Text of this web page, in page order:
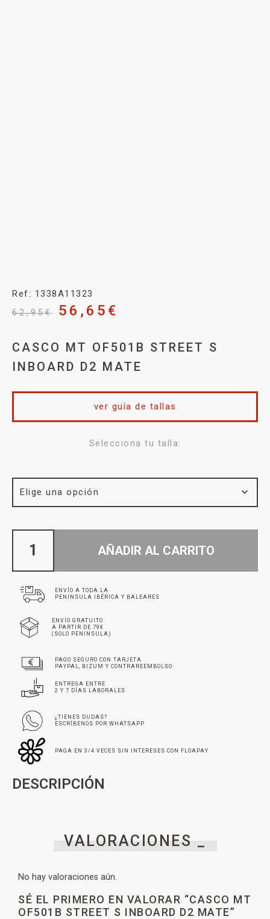
Ref: 1338A11323
62,95€ 56,65 €
CASCO MT OF501B STREET S
INBOARD D2 MATE
Selecciona tu talla:
ver guía de tallas
AÑADIR AL CARRITO
ENVÍO A TODA LA
PENINSULA IBÉRICA Y BALEARES
ENVÍO GRATUITO
A PARTIR DE 79€
(SOLO PENINSULA)
PAGO SEGURO CON TARJETA
PAYPAL, BIZUM Y CONTRAREEMBOLSO
ENTREGA ENTRE
2 Y 7 DÍAS LABORALES
¿TIENES DUDAS?
ESCRÍBENOS POR WHATSAPP
PAGA EN 3/4 VECES SIN INTERESES CON FLOAPAY
DESCRIPCIÓN
VALORACIONES _
No hay valoraciones aún.
SÉ EL PRIMERO EN VALORAR “CASCO MT
OF501B STREET S INBOARD D2 MATE”